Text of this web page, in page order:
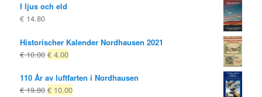
I ljus och eld
€ 14.80
Historischer Kalender Nordhausen 2021
€10.00 Ursprungligt
var:
€ 10.00
€ 4.00Nuvarande
är:
€ 4.00.
110 År av luftfarten i Nordhausen
€19.80 Ursprungligt
€ 10.00Nuvarande